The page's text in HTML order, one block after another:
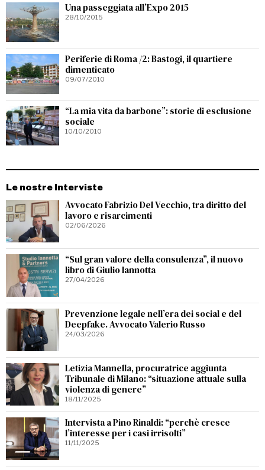
Una passeggiata all’Expo 2015
28/10/2015
Periferie di Roma /2: Bastogi, il quartiere
dimenticato
09/07/2010
“La mia vita da barbone”: storie di esclusione
sociale
10/10/2010
Le nostre Interviste
Avvocato Fabrizio Del Vecchio, tra diritto del
lavoro e risarcimenti
02/06/2026
“Sul gran valore della consulenza”, il nuovo
libro di Giulio Iannotta
27/04/2026
Prevenzione legale nell’era dei social e del
Deepfake. Avvocato Valerio Russo
24/03/2026
Letizia Mannella, procuratrice aggiunta
Tribunale di Milano: “situazione attuale sulla
violenza di genere”
18/11/2025
Intervista a Pino Rinaldi: “perchè cresce
l’interesse per i casi irrisolti”
11/11/2025